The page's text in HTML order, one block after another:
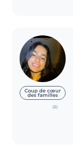
Coup de cœur
des familles
(2)